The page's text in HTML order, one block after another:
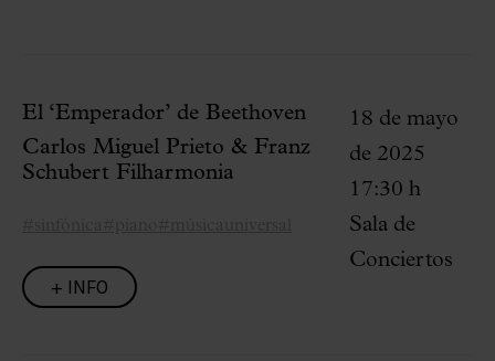
El ‘Emperador’ de Beethoven
Carlos Miguel Prieto & Franz
Schubert Filharmonia
+ INFO
18 de mayo
de 2025
17:30 h
Sala de
Conciertos